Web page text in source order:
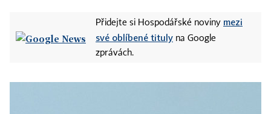
Přidejte si Hospodářské noviny mezi
své oblíbené tituly na Google
zprávách.